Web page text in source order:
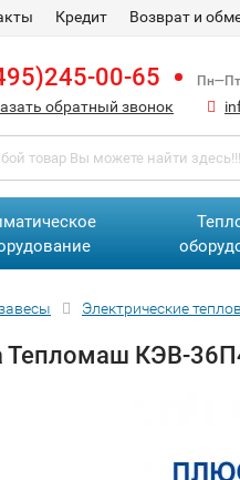
Кредит Возврат и
00-65
обратный звонок
Электрические
Тепломаш КЭВ-